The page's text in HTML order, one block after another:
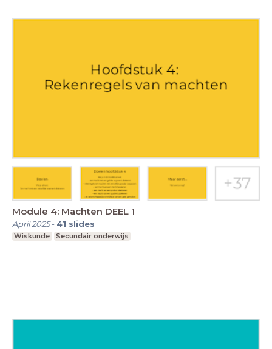
Module 4: Machten DEEL 1
April 2025- 41 slides
Wiskunde Secundair onderwijs